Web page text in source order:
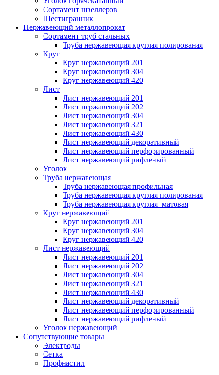
Сортамент швеллеров
Шестигранник
Нержавеющий металлопрокат
Сортамент труб стальных
Труба нержавеющая круглая полированая
Круг
Круг нержавеющий 201
Круг нержавеющий 304
Круг нержавеющий 420
Лист
Лист нержавеющий 201
Лист нержавеющий 202
Лист нержавеющий 304
Лист нержавеющий 321
Лист нержавеющий 430
Лист нержавеющий декоративный
Лист нержавеющий перфорированный
Лист нержавеющий рифленый
Уголок
Труба нержавеющая
Труба нержавеющая профильная
Труба нержавеющая круглая полированая
Труба нержавеющая круглая матовая
Круг нержавеющий
Круг нержавеющий 201
Круг нержавеющий 304
Круг нержавеющий 420
Лист нержавеющий
Лист нержавеющий 201
Лист нержавеющий 202
Лист нержавеющий 304
Лист нержавеющий 321
Лист нержавеющий 430
Лист нержавеющий декоративный
Лист нержавеющий перфорированный
Лист нержавеющий рифленый
Уголок нержавеющий
Cопутствующие товары
Электроды
Сетка
Профнастил